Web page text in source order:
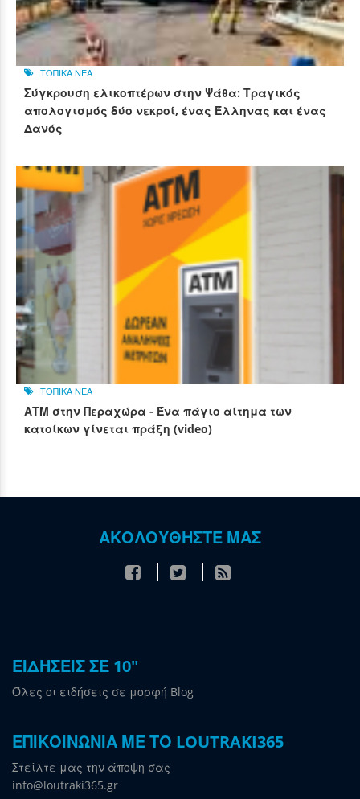
ΤΟΠΙΚΑ ΝΕΑ
Σύγκρουση ελικοπτέρων στην Ψάθα: Τραγικός
απολογισμός δύο νεκροί, ένας Έλληνας και ένας
Δανός
ΤΟΠΙΚΑ ΝΕΑ
ΑΤΜ στην Περαχώρα - Ένα πάγιο αίτημα των
κατοίκων γίνεται πράξη (video)
ΑΚΟΛΟΥΘΗΣΤΕ ΜΑΣ
ΕΙΔΗΣΕΙΣ ΣΕ 10"
Όλες οι ειδήσεις σε μορφή Blog
ΕΠΙΚΟΙΝΩΝΙΑ ΜΕ ΤΟ LOUTRAKI365
Στείλτε μας την άποψη σας
info@loutraki365.gr